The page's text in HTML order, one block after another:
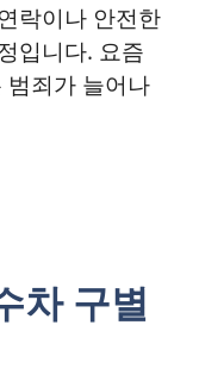
락이나 안전한
입니다. 요즘
범죄가 늘어나
차 구별